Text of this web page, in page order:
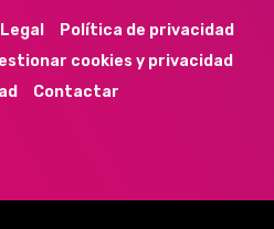
Política de privacidad
cookies y privacidad
Contactar